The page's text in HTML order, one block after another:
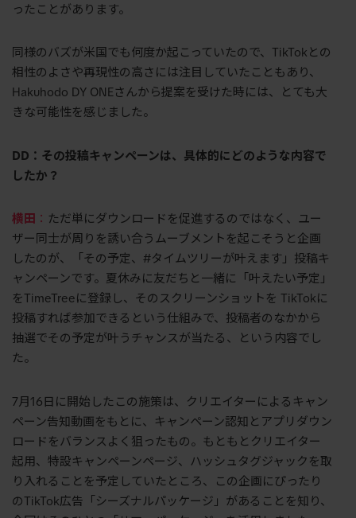
ったことがあります。
同様のバズが米国でも何度か起こっていたので、 TikTok との
相性のよさや再現性の高さには注目していたこともあり、
Hakuhodo DY ONEさんから提案を受けた時には、とても大
きな可能性を感じました。
DD：その投稿キャンペーンは、具体的にどのような内容で
したか？
横田 ： ただ単にダウンロードを促進するのではなく、ユー
ザー同士が周りを誘い合うムーブメントを起こそうと企画
したのが、「その予定、 #タイムツリーが叶えます」投稿キ
ャンペーンです。夏休みに友だちと一緒に「叶えたい予定」
を
TimeTree に登録し、そのスクリーンショットを TikTok に
投稿すれば参加できるという仕組みで、投稿者のなかから
抽選でその予定が叶うチャンスが当たる、という内容でし
た。
7 月 16 日に開始したこの施策は、クリエイターによるキャン
ペーン告知動画をもとに、キャンペーン認知とアプリダウン
ロードをバランスよく狙ったもの。もともとクリエイター
起用、特設キャンペーンページ、ハッシュタグジャックを取
り入れることを予定していたところ、この企画にぴったり
の
TikTok広告「シーズナルパッケージ」があることを知り、